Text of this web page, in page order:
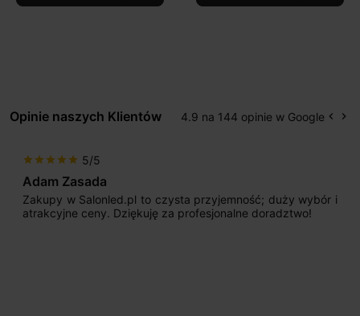
Opinie naszych Klientów 4.9 na 144 opinie w Google keyboard_arrow_left keyboard_arrow_right
star star star star star 5/5
Adam Zasada
Zakupy w Salonled.pl to czysta przyjemność; duży wybór i
atrakcyjne ceny. Dziękuję za profesjonalne doradztwo!